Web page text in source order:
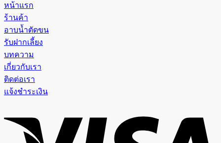
หน้าแรก
ร้านค้า
อาบน้ำตัดขน
รับฝากเลี้ยง
บทความ
เกี่ยวกับเรา
ติดต่อเรา
แจ้งชำระเงิน